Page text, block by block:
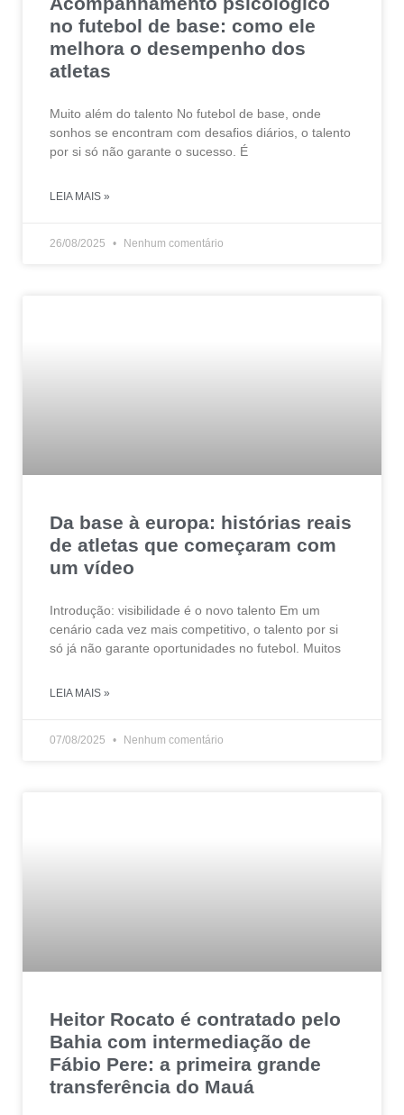
no futebol de base: como ele
melhora o desempenho dos
atletas
Muito além do talento No futebol de base, onde
sonhos se encontram com desafios diários, o talento
por si só não garante o sucesso. É
LEIA MAIS »
26/08/2025 Nenhum comentário
Da base à europa: histórias reais
de atletas que começaram com
um vídeo
Introdução: visibilidade é o novo talento Em um
cenário cada vez mais competitivo, o talento por si
só já não garante oportunidades no futebol. Muitos
LEIA MAIS »
07/08/2025 Nenhum comentário
Heitor Rocato é contratado pelo
Bahia com intermediação de
Fábio Pere: a primeira grande
transferência do Mauá